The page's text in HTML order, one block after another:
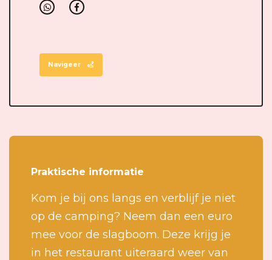
Navigeer
Praktische informatie
Kom je bij ons langs en verblijf je niet
op de camping? Neem dan een euro
mee voor de slagboom. Deze krijg je
in het restaurant uiteraard weer van
Contact